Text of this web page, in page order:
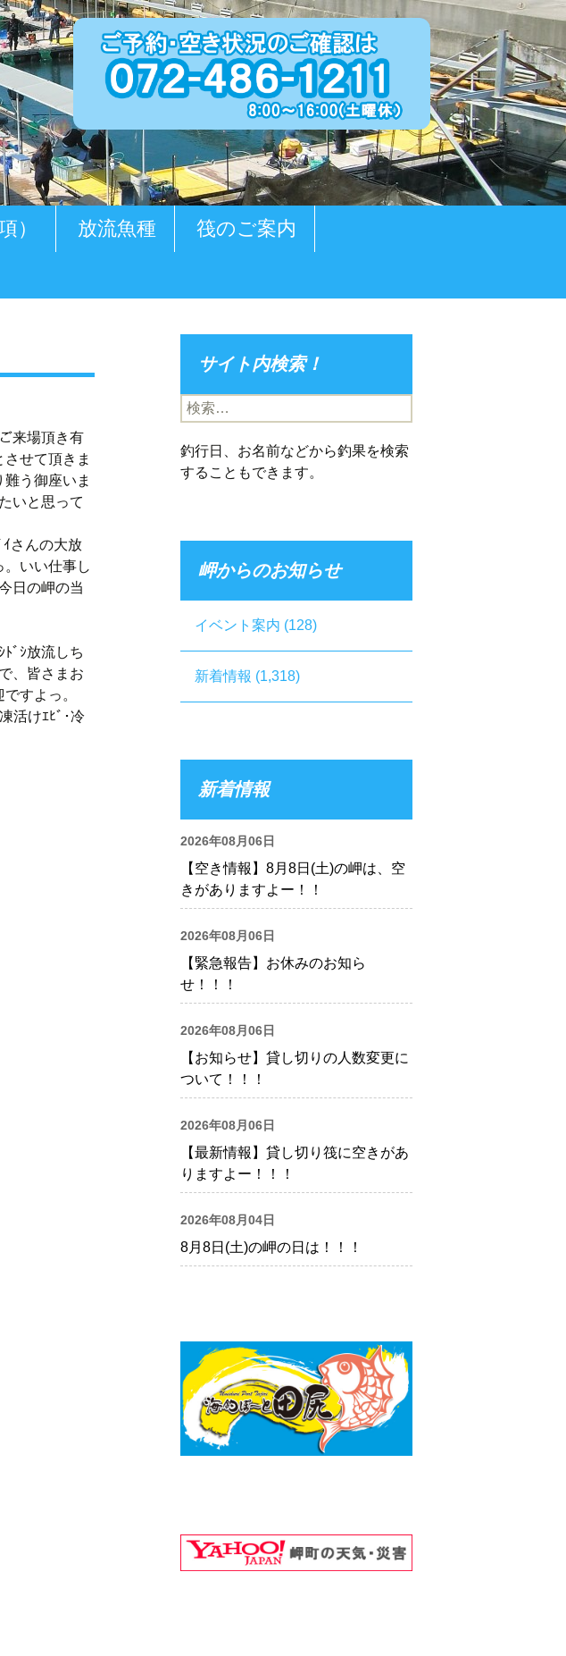
） 放流魚種 筏のご案内
来場頂き有
させて頂きま
う御座いま
いと思って
ｲさんの大放
。いい仕事し
日の岬の当
ﾄﾞｼ放流しち
、皆さまお
すよっ。
活けｴﾋﾞ･冷
サイト内検索！
検
索:
釣行日、お名前などから釣果を検索
することもできます。
岬からのお知らせ
イベント案内 (128)
新着情報 (1,318)
新着情報
2026年08月06日
【空き情報】8月8日(土)の岬は、空
きがありますよー！！
2026年08月06日
【緊急報告】お休みのお知ら
せ！！！
2026年08月06日
【お知らせ】貸し切りの人数変更に
ついて！！！
2026年08月06日
【最新情報】貸し切り筏に空きがあ
りますよー！！！
2026年08月04日
8月8日(土)の岬の日は！！！